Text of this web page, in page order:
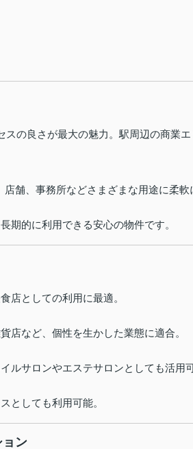
スの良さが最大の魅力。駅周辺の商業
舗、事務所などさまざまな用途に柔軟
期的に利用できる安心の物件です。
店としての利用に最適。
店など、個性を生かした業態に適合。
ルサロンやエステサロンとしても活用可
としても利用可能。
ョン